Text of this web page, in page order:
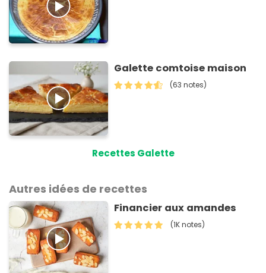
Galette comtoise maison
(63 notes)
Recettes Galette
Autres idées de recettes
Financier aux amandes
(1K notes)